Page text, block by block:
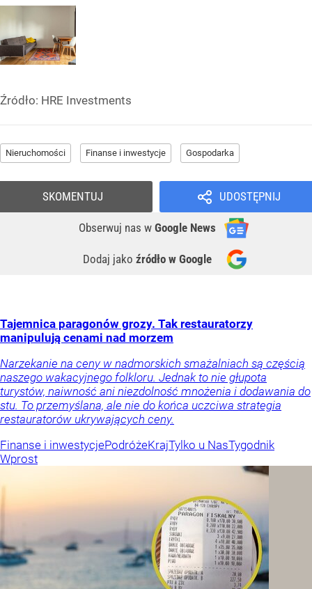
Źródło: HRE Investments
Nieruchomości Finanse i inwestycje Gospodarka
UDOSTĘPNIJ
Obserwuj nas w Google News
Dodaj jako źródło w Google
SKOMENTUJ
Tajemnica paragonów grozy. Tak restauratorzy
manipulują cenami nad morzem
Narzekanie na ceny w nadmorskich smażalniach są częścią
naszego wakacyjnego folkloru. Jednak to nie głupota
turystów, naiwność ani niezdolność mnożenia i dodawania do
stu. To przemyślana, ale nie do końca uczciwa strategia
restauratorów ukrywających ceny.
Finanse i inwestycjePodróżeKrajTylko u NasTygodnik
Wprost